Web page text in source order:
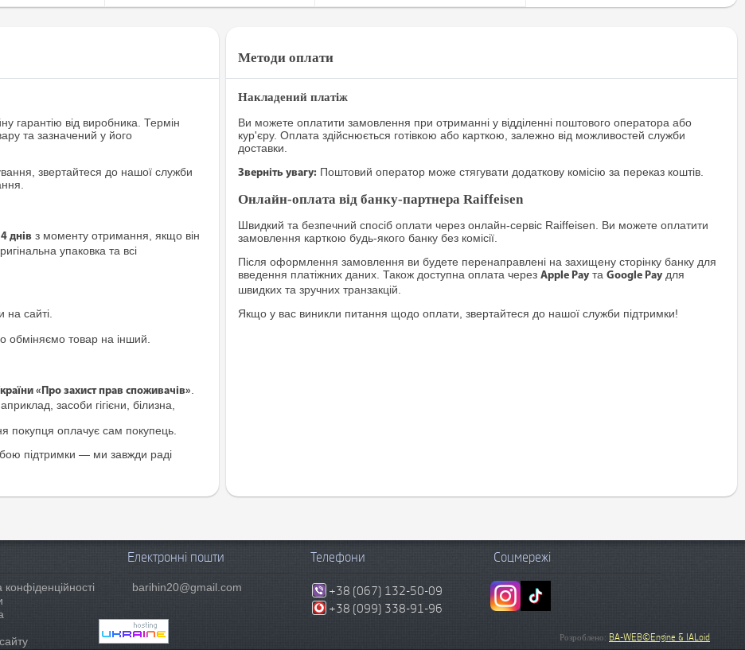
гарантію від виробника. Термін
та зазначений у його
звертайтеся до нашої служби
днів з моменту отримання, якщо він
упаковка та всі
сайті.
обміняємо товар на інший.
«Про захист прав споживачів»
засоби гігієни, білизна,
покупця оплачує сам покупець.
підтримки — ми завжди раді
Методи оплати
Накладений платіж
Ви можете оплатити замовлення при отриманні у відділенні поштового оператора або
кур'єру. Оплата здійснюється готівкою або карткою, залежно від можливостей служби
доставки.
Зверніть увагу: Поштовий оператор може стягувати додаткову комісію за переказ коштів.
Онлайн-оплата від банку-партнера Raiffeisen
Швидкий та безпечний спосіб оплати через онлайн-сервіс Raiffeisen. Ви можете оплатити
замовлення карткою будь-якого банку без комісії.
Після оформлення замовлення ви будете перенаправлені на захищену сторінку банку для
введення платіжних даних. Також доступна оплата черезApple Pay таGoogle Pay для
швидких та зручних транзакцій.
Якщо у вас виникли питання щодо оплати, звертайтеся до нашої служби підтримки!
конфіденційності
Електронні пошти
barihin20@gmail.com
Телефони
+38 (067) 132-50-09
+38 (099) 338-91-96
Соцмережі
Розроблено: BA-WEB©Engine & IALoid